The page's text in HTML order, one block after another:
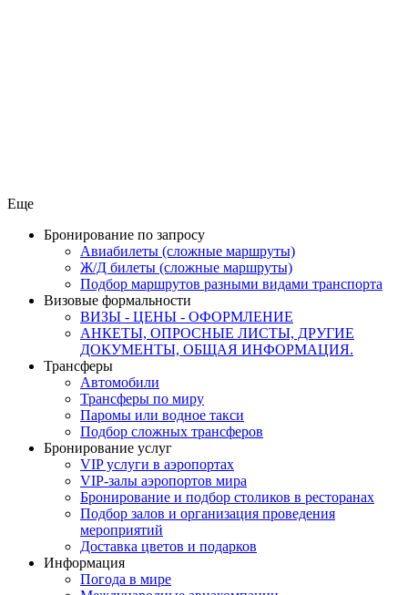
Еще
Бронирование по запросу
Авиабилеты (сложные маршруты)
Ж/Д билеты (сложные маршруты)
Подбор маршрутов разными видами транспорта
Визовые формальности
ВИЗЫ - ЦЕНЫ - ОФОРМЛЕНИЕ
АНКЕТЫ, ОПРОСНЫЕ ЛИСТЫ, ДРУГИЕ
ДОКУМЕНТЫ, ОБЩАЯ ИНФОРМАЦИЯ.
Трансферы
Автомобили
Трансферы по миру
Паромы или водное такси
Подбор сложных трансферов
Бронирование услуг
VIP услуги в аэропортах
VIP-залы аэропортов мира
Бронирование и подбор столиков в ресторанах
Подбор залов и организация проведения
мероприятий
Доставка цветов и подарков
Информация
Погода в мире